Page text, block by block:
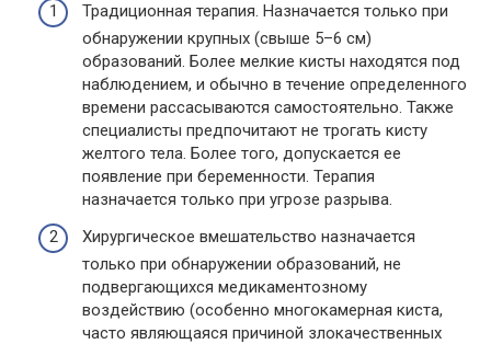
Традиционная терапия. Назначается только при
обнаружении крупных (свыше 5–6 см)
образований. Более мелкие кисты находятся под
наблюдением, и обычно в течение определенного
времени рассасываются самостоятельно. Также
специалисты предпочитают не трогать кисту
желтого тела. Более того, допускается ее
появление при беременности. Терапия
назначается только при угрозе разрыва.
Хирургическое вмешательство назначается
только при обнаружении образований, не
подвергающихся медикаментозному
воздействию (особенно многокамерная киста,
часто являющаяся причиной злокачественных